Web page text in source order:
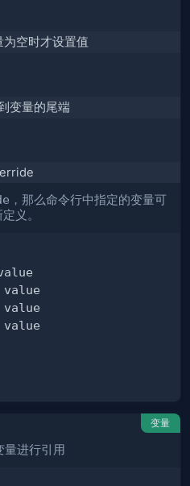
为空时才设置值
变量的尾端
，那么命令行中指定的变量可
义。
变量
量进行引用